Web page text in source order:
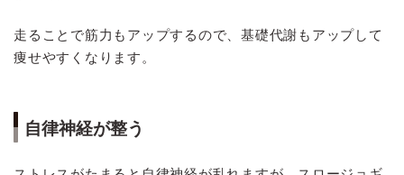
走ることで筋力もアップするので、基礎代謝もアップして
痩せやすくなります。
自律神経が整う